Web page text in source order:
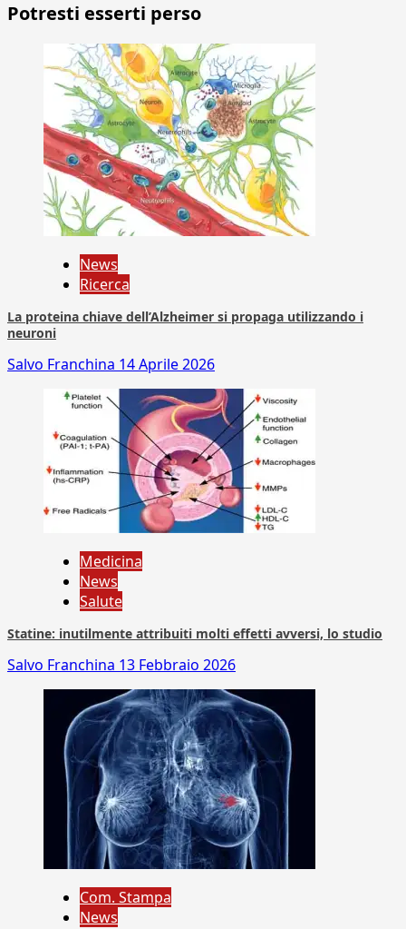
Potresti esserti perso
News
Ricerca
La proteina chiave dell’Alzheimer si propaga utilizzando i
neuroni
Salvo Franchina 14 Aprile 2026
Medicina
News
Salute
Statine: inutilmente attribuiti molti effetti avversi, lo studio
Salvo Franchina 13 Febbraio 2026
Com. Stampa
News